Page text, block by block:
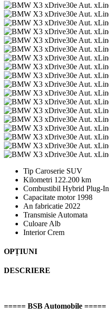
Tip Caroserie SUV
Kilometri 122.200 km
Combustibil Hybrid Plug-In
Capacitate motor 1998
An fabricatie 2022
Transmisie Automata
Culoare Alb
InteriorCrem
OPȚIUNI
DESCRIERE
===== BSB Automobile =====